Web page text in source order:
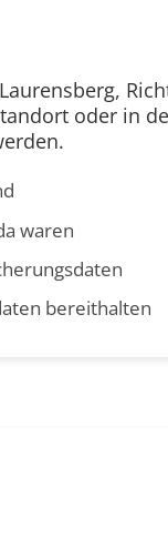
oder in
waren
bereithalten